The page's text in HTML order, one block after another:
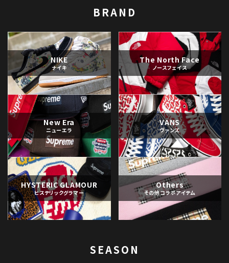
BRAND
NIKE
ナイキ
The North Face
ノースフェイス
New Era
ニューエラ
VANS
ヴァンズ
HYSTERIC GLAMOUR
ヒステリックグラマー
Others
その他コラボアイテム
SEASON